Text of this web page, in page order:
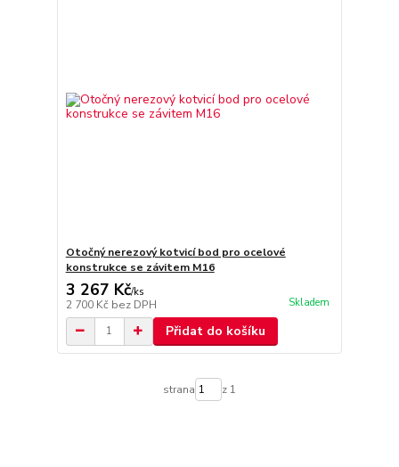
Otočný nerezový kotvicí bod pro ocelové
konstrukce se závitem M16
3 267 Kč/ks
2 700 Kč bez DPH Skladem
Přidat do košíku
strana z 1